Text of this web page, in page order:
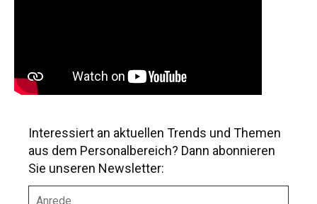
Interessiert an aktuellen Trends und Themen
aus dem Personalbereich? Dann abonnieren
Sie unseren Newsletter: